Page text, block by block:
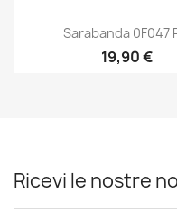
Sarabanda 0F047
19,90 €
Ricevi le nostre